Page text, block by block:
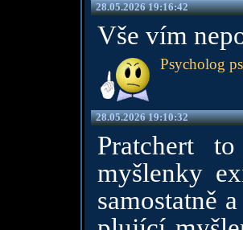
28.05.2026 19:16:42
Vše vím
Psycholog
28.05.2026 19:10:32
Pratchert
myšlenky
samostatně